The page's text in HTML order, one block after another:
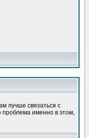
лучше связаться с
проблема именно в этом,